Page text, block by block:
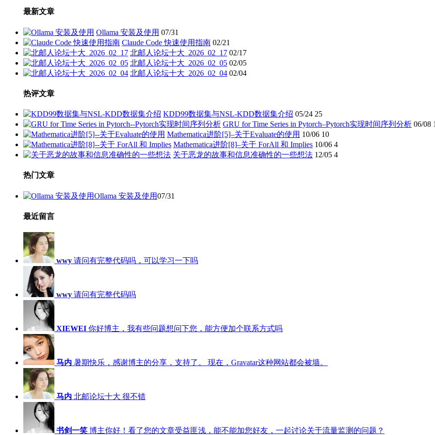
最新文章
Ollama 安装及使用 07/31
Claude Code 快速使用指南 02/21
北邮人论坛十大_2026_02_17 02/17
北邮人论坛十大_2026_02_05 02/05
北邮人论坛十大_2026_02_04 02/04
热评文章
KDD99数据集与NSL-KDD数据集介绍 05/24 25
GRU for Time Series in Pytorch–Pytorch实现时间序列分析 06/08
Mathematica进阶[5]–关于Evaluate的使用 10/06 10
Mathematica进阶[8]–关于 ForAll 和 Implies 10/06 4
关于恶龙的故事和信息准确性的一些想法 12/05 4
热门文章
Ollama 安装及使用07/31
最近留言
wwy 请问有完整代码吗，可以学习一下吗
wwy 请问有完整代码吗
XIEWEI 你好博主，我有些问题想问下您，能方便加个联系方式吗
马内 暑期快乐，感谢博主的分享，支持了。 现在，Gravatar这种网站都会被墙。
马内 北邮论坛十大 很不错
书剑一笑 博主你好！看了您的文章受益匪浅，能不能加您好友，一起讨论关于流量监测的问题？